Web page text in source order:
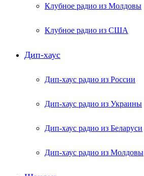
Клубное радио из Молдовы
Клубное радио из США
Дип-хаус
Дип-хаус радио из России
Дип-хаус радио из Украины
Дип-хаус радио из Беларуси
Дип-хаус радио из Молдовы